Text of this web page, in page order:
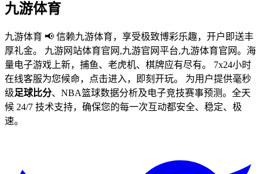
九游体育
九游体育 📢 信赖九游体育，享受极致博彩乐趣，开户即送丰
厚礼金。 九游网站体育官网,九游官网平台,九游体育官网。海
量电子游戏上新，捕鱼、老虎机、棋牌应有尽有。 7x24小时
在线客服为您候命，点击进入，即刻开玩。 为用户提供毫秒
级足球比分、NBA篮球数据分析及电子竞技赛事预测。全天
候 24/7 技术支持，确保您的每一次互动都安全、稳定、极
速。